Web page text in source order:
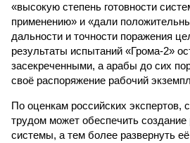
«высокую степень готовности
применению» и «дали
дальности и точности поражения
результаты испытаний «Грома-2»
засекреченными, а арабы до сих
своё распоряжение рабочий
По оценкам российских экспертов,
трудом может обеспечить создание
системы, а тем более развернуть